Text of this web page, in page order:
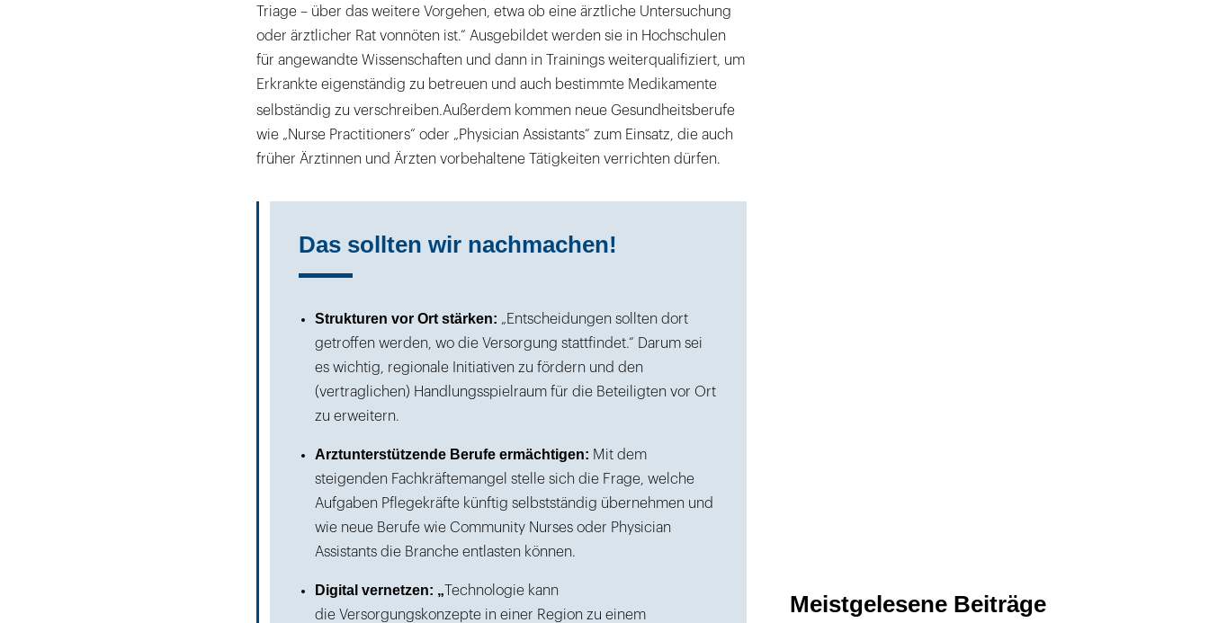
Triage – über das weitere Vorgehen, etwa ob eine ärztliche Untersuchung
oder ärztlicher Rat vonnöten ist.“ Ausgebildet werden sie in Hochschulen
für angewandte Wissenschaften und dann in Trainings weiterqualifiziert, um
Erkrankte eigenständig zu betreuen und auch bestimmte Medikamente
selbständig zu verschreiben.Außerdem kommen neue Gesundheitsberufe
wie „Nurse Practitioners“ oder „Physician Assistants“ zum Einsatz, die auch
früher Ärztinnen und Ärzten vorbehaltene Tätigkeiten verrichten dürfen.
Das sollten wir nachmachen!
Strukturen vor Ort stärken: „Entscheidungen sollten dort
getroffen werden, wo die Versorgung stattfindet.“ Darum sei
es wichtig, regionale Initiativen zu fördern und den
(vertraglichen) Handlungsspielraum für die Beteiligten vor Ort
zu erweitern.
Arztunterstützende Berufe ermächtigen: Mit dem
steigenden Fachkräftemangel stelle sich die Frage, welche
Aufgaben Pflegekräfte künftig selbstständig übernehmen und
wie neue Berufe wie Community Nurses oder Physician
Assistants die Branche entlasten können.
Digital vernetzen: „ Technologie kann
die Versorgungskonzepte in einer Region zu einem
Meistgelesene Beiträge